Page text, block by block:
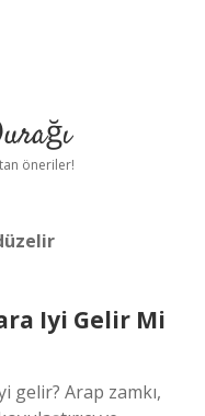
öneriler!
Iyi Gelir Mi
gelir? Arap zamkı,